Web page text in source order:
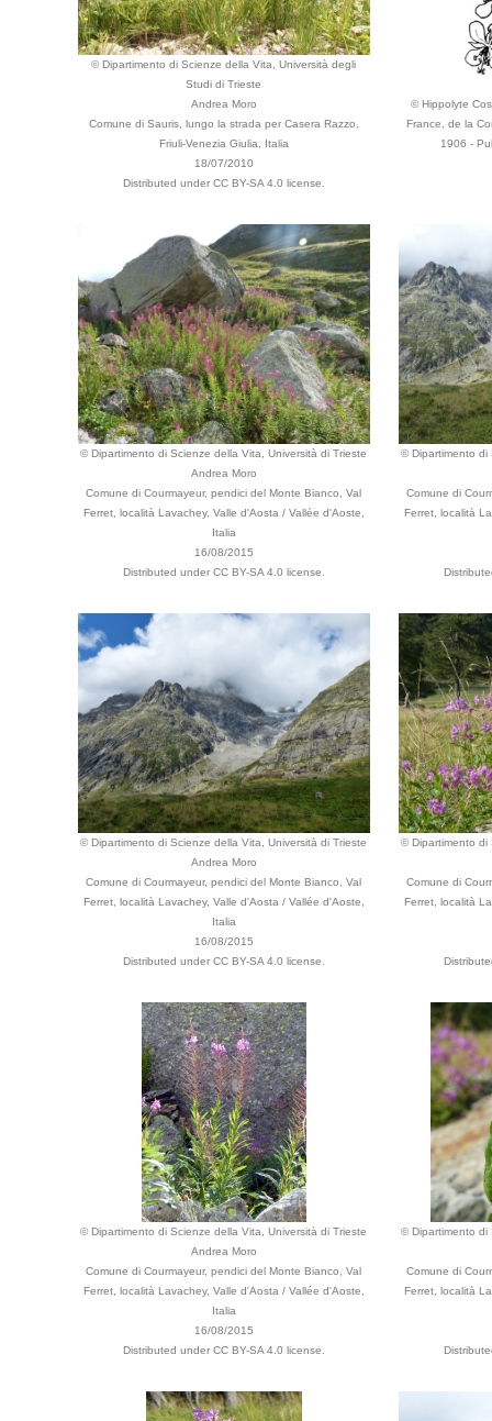
© Dipartimento di Scienze della Vita, Università degli
Studi di Trieste
Andrea Moro
Comune di Sauris, lungo la strada per Casera Razzo,
Friuli-Venezia Giulia, Italia
18/07/2010
Distributed under CC BY-SA 4.0 license.
© Hippolyte
France, de la
1906 -
© Dipartimento di Scienze della Vita, Università di Trieste
Andrea Moro
Comune di Courmayeur, pendici del Monte Bianco, Val
Ferret, località Lavachey, Valle d'Aosta / Vallée d'Aoste,
Italia
16/08/2015
Distributed under CC BY-SA 4.0 license.
© Dipartimento di
Comune di
Ferret, località
© Dipartimento di Scienze della Vita, Università di Trieste
Andrea Moro
Comune di Courmayeur, pendici del Monte Bianco, Val
Ferret, località Lavachey, Valle d'Aosta / Vallée d'Aoste,
Italia
16/08/2015
Distributed under CC BY-SA 4.0 license.
© Dipartimento di
Comune di
Ferret, località
© Dipartimento di Scienze della Vita, Università di Trieste
Andrea Moro
Comune di Courmayeur, pendici del Monte Bianco, Val
Ferret, località Lavachey, Valle d'Aosta / Vallée d'Aoste,
Italia
16/08/2015
Distributed under CC BY-SA 4.0 license.
© Dipartimento di
Comune di
Ferret, località